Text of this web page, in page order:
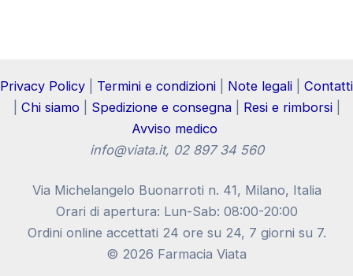
Privacy Policy Termini e condizioni Note legali
Contatti
Chi siamo| Spedizione e consegna| Resi e rimborsi|
Avviso medico
info@viata.it, 02 897 34 560
Via Michelangelo Buonarroti n. 41, Milano, Italia
Orari di apertura: Lun-Sab: 08:00-20:00
Ordini online accettati 24 ore su 24, 7 giorni su 7.
© 2026 Farmacia Viata